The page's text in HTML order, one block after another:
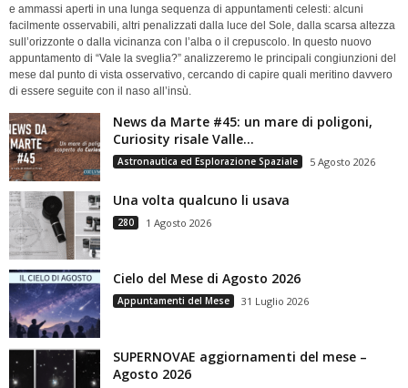
e ammassi aperti in una lunga sequenza di appuntamenti celesti: alcuni
facilmente osservabili, altri penalizzati dalla luce del Sole, dalla scarsa altezza
sull’orizzonte o dalla vicinanza con l’alba o il crepuscolo. In questo nuovo
appuntamento di “Vale la sveglia?” analizzeremo le principali congiunzioni del
mese dal punto di vista osservativo, cercando di capire quali meritino davvero
di essere seguite con il naso all’insù.
News da Marte #45: un mare di poligoni,
Curiosity risale Valle...
Astronautica ed Esplorazione Spaziale 5 Agosto 2026
Una volta qualcuno li usava
280 1 Agosto 2026
Cielo del Mese di Agosto 2026
Appuntamenti del Mese 31 Luglio 2026
SUPERNOVAE aggiornamenti del mese –
Agosto 2026